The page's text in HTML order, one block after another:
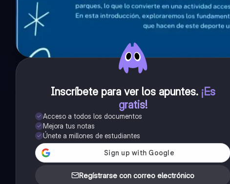
Inscríbete para ver los apuntes. ¡Es
gratis!
Acceso a todos los documentos
Mejora tus notas
Únete a millones de estudiantes
Regístrarse con correo electrónico